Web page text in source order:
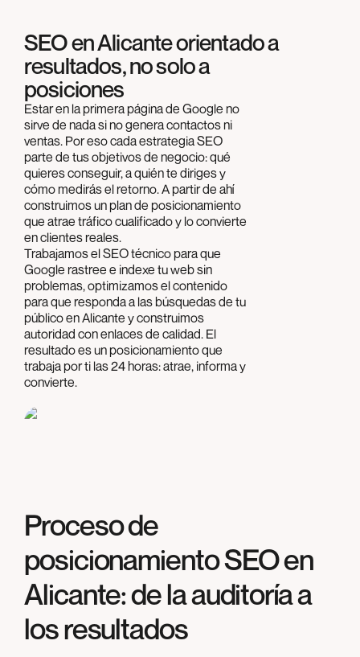
SEO en Alicante orientado a
resultados, no solo a
posiciones
Estar en la primera página de Google no
sirve de nada si no genera contactos ni
ventas. Por eso cada estrategia SEO
parte de tus objetivos de negocio: qué
quieres conseguir, a quién te diriges y
cómo medirás el retorno. A partir de ahí
construimos un plan de posicionamiento
que atrae tráfico cualificado y lo convierte
en clientes reales.
Trabajamos el SEO técnico para que
Google rastree e indexe tu web sin
problemas, optimizamos el contenido
para que responda a las búsquedas de tu
público en Alicante y construimos
autoridad con enlaces de calidad. El
resultado es un posicionamiento que
trabaja por ti las 24 horas: atrae, informa y
convierte.
Proceso de
posicionamiento SEO en
Alicante: de la auditoría a
los resultados